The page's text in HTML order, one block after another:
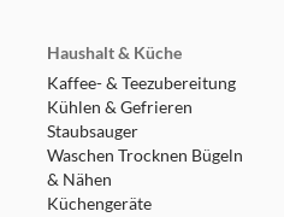
Haushalt & Küche
Kaffee- & Teezubereitung
Kühlen & Gefrieren
Staubsauger
Waschen Trocknen Bügeln
& Nähen
Küchengeräte